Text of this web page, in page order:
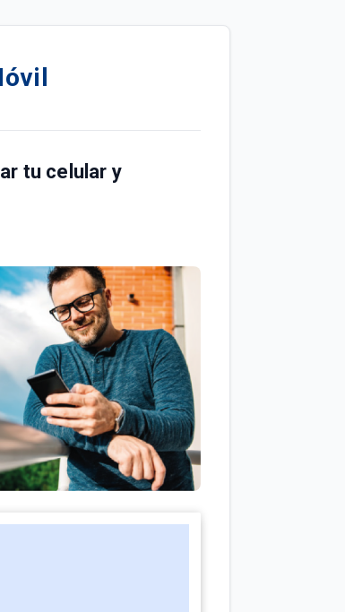
tu celular y